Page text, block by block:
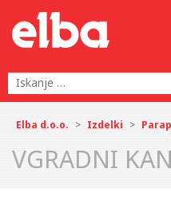
Elba d.o.o. > Izdelki >
VGRADNI